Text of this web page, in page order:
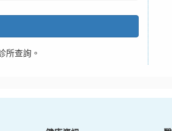
所查詢。